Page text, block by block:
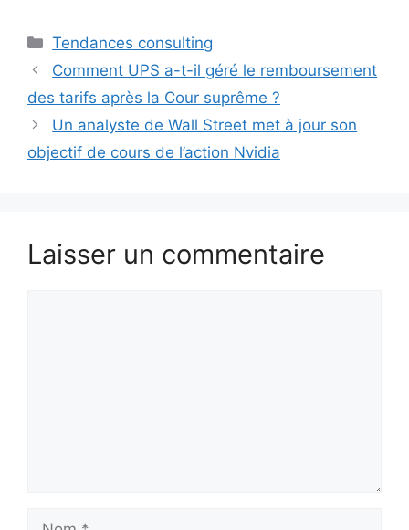
Catégories
Tendances consulting
Comment UPS a-t-il géré le remboursement
des tarifs après la Cour suprême ?
Un analyste de Wall Street met à jour son
objectif de cours de l’action Nvidia
Laisser un commentaire